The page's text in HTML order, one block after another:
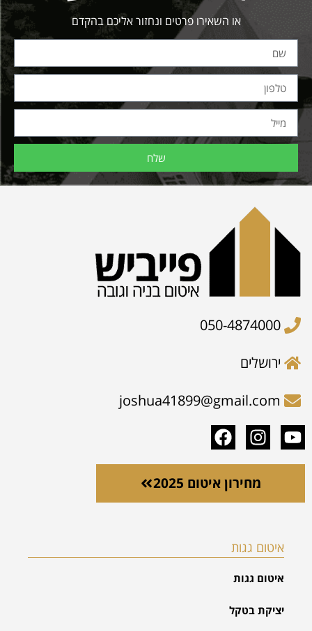
או השאירו פרטים ונחזור אליכם בהקדם
שלח
050-4874000
ירושלים
joshua41899@gmail.com
מחירון איטום 2025
איטום גגות
איטום גגות
יציקת בטקל